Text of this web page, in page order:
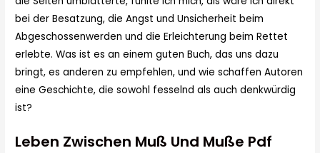
bei der Besatzung, die Angst und Unsicherheit beim
Abgeschossenwerden und die Erleichterung beim Rettet
erlebte. Was ist es an einem guten Buch, das uns dazu
bringt, es anderen zu empfehlen, und wie schaffen Autoren
eine Geschichte, die sowohl fesselnd als auch denkwürdig
ist?
Leben Zwischen Muß Und Muße Pdf